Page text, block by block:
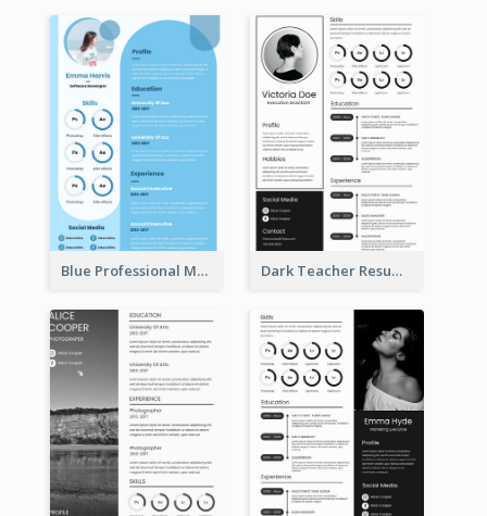
Blue Professional Marketing Resume Dark Teacher Resume